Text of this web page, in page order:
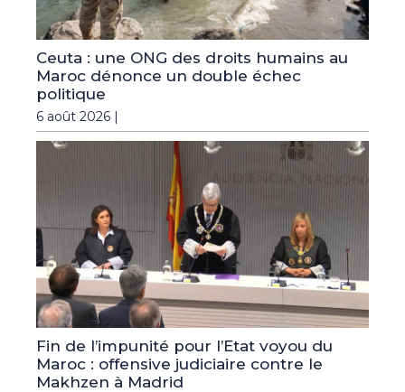
Ceuta : une ONG des droits humains au
Maroc dénonce un double échec
politique
6 août 2026 |
Fin de l’impunité pour l’Etat voyou du
Maroc : offensive judiciaire contre le
Makhzen à Madrid